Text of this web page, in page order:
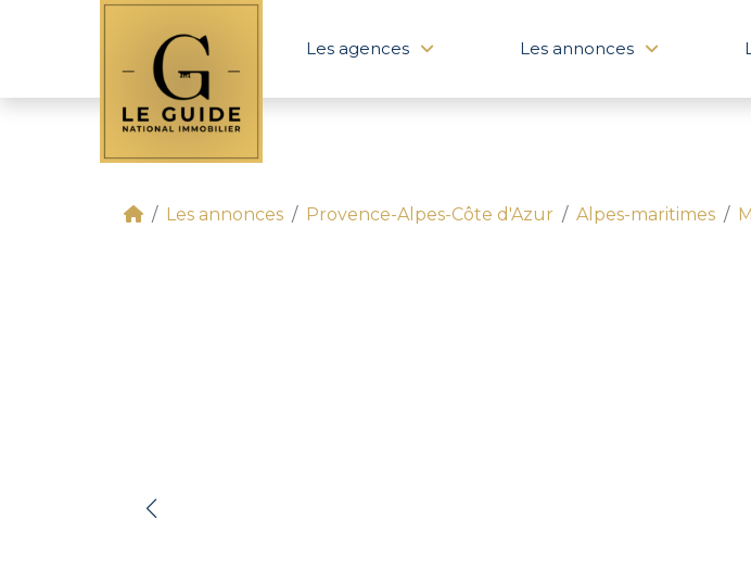
Les agences Les annonces
Les annonces Provence-Alpes-Côte d'Azur Alpes-maritimes